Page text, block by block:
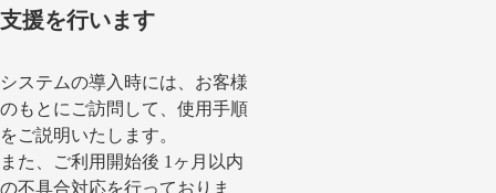
支援を行います
システムの導入時には、お客様
のもとにご訪問して、使用手順
をご説明いたします。
また、ご利用開始後 1ヶ月以内
の不具合対応を行っておりま